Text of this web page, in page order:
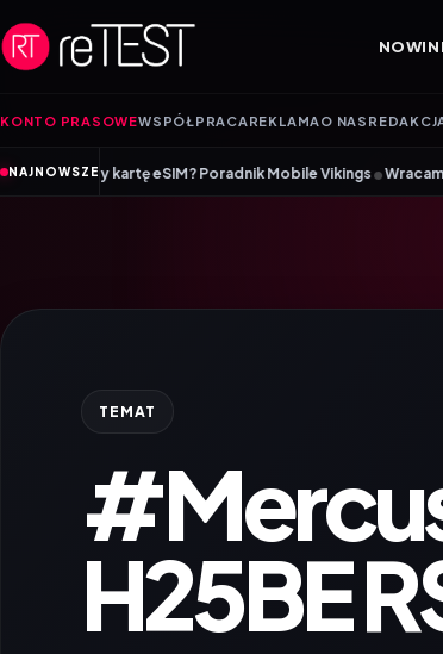
KONTO PRASOWEWSPÓŁPRACA REKLAMA O NAS
NAJNOWSZE
eSIM? Poradnik Mobile Vikings•Wracamy do szkoły
TEMAT
H25BE